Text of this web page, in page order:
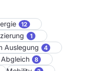
12
1
Auslegung 4
8